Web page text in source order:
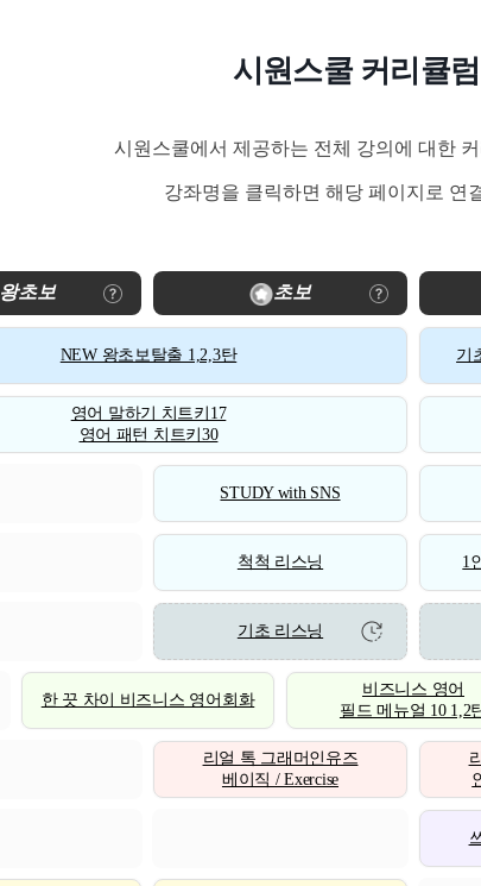
시원스쿨 커리큘럼
시원스쿨에서 제공하는 전체 강의에 대한
강좌명을 클릭하면 해당 페이지로 연
왕초보 초보
NEW 왕초보탈출 1,2,3탄 기
영어 말하기 치트키17
영어 패턴 치트키30
STUDY with SNS
척척 리스닝 1
기초 리스닝
한 끗 차이 비즈니스 영어회화
비즈니스 영어
필드 메뉴얼 10 1,2
리얼 톡 그래머인유즈
베이직 / Exercise